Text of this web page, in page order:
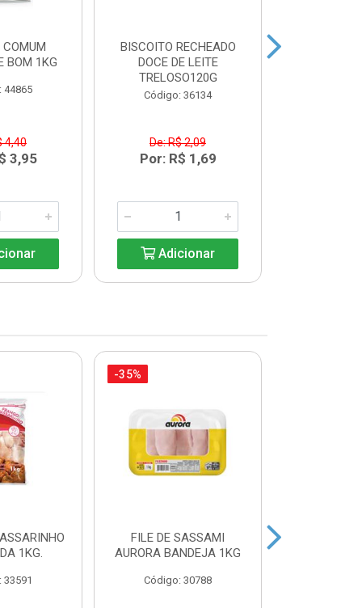
BOM 1KG
44865
4,40
3,95
BISCOITO RECHEADO
DOCE DE LEITE
TRELOSO120G
Código: 36134
De: R$ 2,09
Por: R$ 1,69
Adicionar
1KG.
33591
-35%
FILE DE SASSAMI
AURORA BANDEJA 1KG
Código: 30788